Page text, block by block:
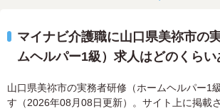
マイナビ介護職に山口県美祢市の
ムヘルパー1級）求人はどのくらい
山口県美祢市の実務者研修（ホームヘルパー1
す（2026年08月08日更新）。サイト上に掲載